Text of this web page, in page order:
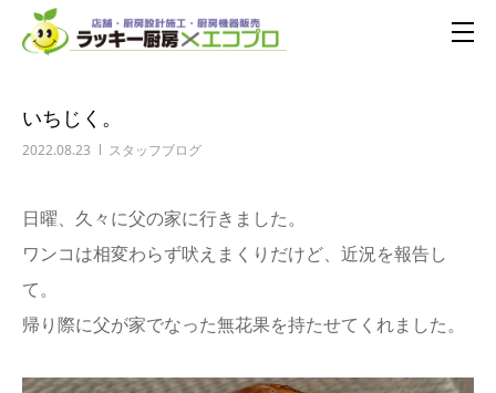
いちじく。
2022.08.23 スタッフブログ
日曜、久々に父の家に行きました。
ワンコは相変わらず吠えまくりだけど、近況を報告し
て。
帰り際に父が家でなった無花果を持たせてくれました。